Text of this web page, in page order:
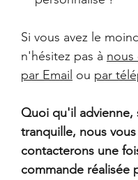
Si vous avez le
n'hésitez pas à nous
par Email ou par
Quoi qu'il advienne,
tranquille, nous vous
contacterons une
commande réalisée